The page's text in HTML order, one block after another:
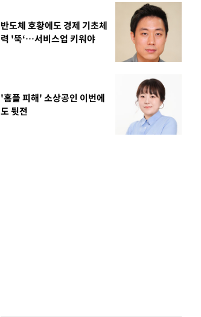
반도체 호황에도 경제 기초체
력 '뚝‘…서비스업 키워야
'홈플 피해' 소상공인 이번에
도 뒷전